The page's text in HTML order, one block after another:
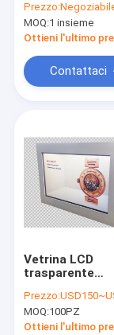
del monitor del
contrassegno
4G USB di
contrassegno
32inch Digital
Prezzo:
MOQ:1 insieme
Ottieni l'ultimo
Contattaci
Vetrina LCD
trasparente
Digital di
contrassegno
interattivo di
Prezzo:
MOQ:100PZ
Ottieni l'ultimo